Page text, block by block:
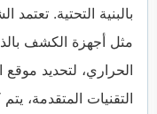
بالبنية التحتية.
مثل أجهزة الكشف
الحراري، لتحديد
التقنيات المتقدمة،